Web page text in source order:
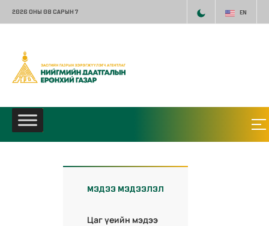
2026 ОНЫ 08 САРЫН 7 EN
МЭДЭЭ МЭДЭЭЛЭЛ
Цаг үеийн мэдээ